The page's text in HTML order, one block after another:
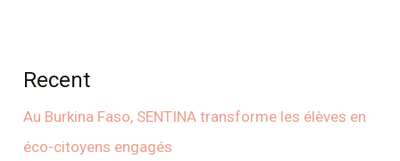
Recent
Au Burkina Faso, SENTINA transforme les élèves en
éco-citoyens engagés